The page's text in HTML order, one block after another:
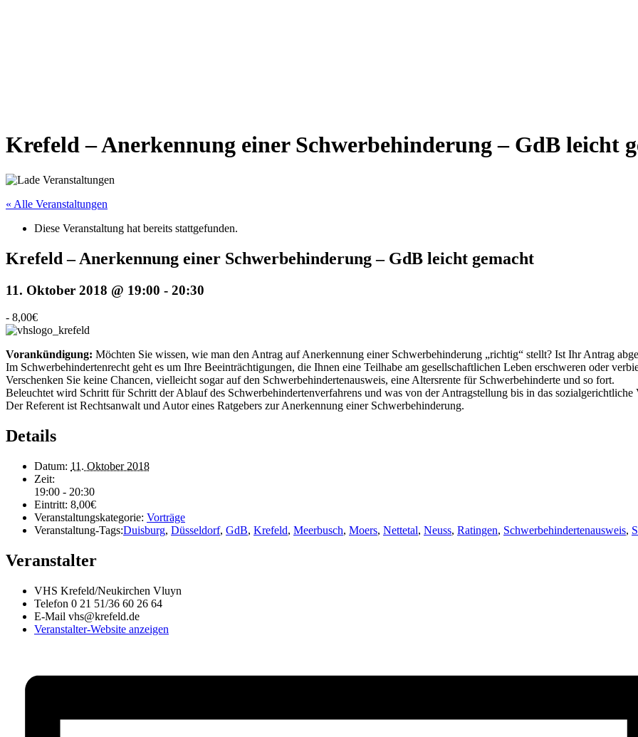
Krefeld – Anerkennung einer Schwerbehinderung – GdB leicht
« Alle Veranstaltungen
Diese Veranstaltung hat bereits stattgefunden.
Krefeld – Anerkennung einer Schwerbehinderung – GdB leicht gemacht
11. Oktober 2018 @ 19:00 - 20:30
- 8,00€
Vorankündigung: Möchten Sie wissen, wie man den Antrag auf Anerkennung einer Schwerbehinderung „richtig“ stellt? Ist Ihr Antrag
Im Schwerbehindertenrecht geht es um Ihre Beeinträchtigungen, die Ihnen eine Teilhabe am gesellschaftlichen Leben erschweren oder
Verschenken Sie keine Chancen, vielleicht sogar auf den Schwerbehindertenausweis, eine Altersrente für Schwerbehinderte und so fort.
Beleuchtet wird Schritt für Schritt der Ablauf des Schwerbehindertenverfahrens und was von der Antragstellung bis in das
Der Referent ist Rechtsanwalt und Autor eines Ratgebers zur Anerkennung einer Schwerbehinderung.
Details
Datum: 11. Oktober 2018
Zeit:
19:00 - 20:30
Eintritt: 8,00€
Veranstaltungskategorie: Vorträge
Veranstaltung-Tags:Duisburg, Düsseldorf, GdB, Krefeld, Meerbusch, Moers, Nettetal, Neuss, Ratingen, Schwerbehindertenausweis,
Veranstalter
VHS Krefeld/Neukirchen Vluyn
Telefon 0 21 51/36 60 26 64
E-Mail vhs@krefeld.de
Veranstalter-Website anzeigen